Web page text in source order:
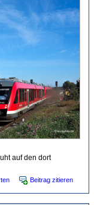
auf den dort
Beitrag zitieren